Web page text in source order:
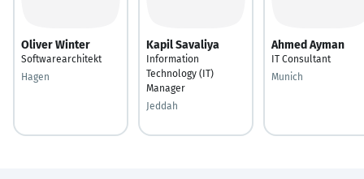
Oliver Winter
Softwarearchitekt
Hagen
Kapil Savaliya
Information
Technology (IT)
Manager
Jeddah
Ahmed Ayman
IT Consultant
Munich